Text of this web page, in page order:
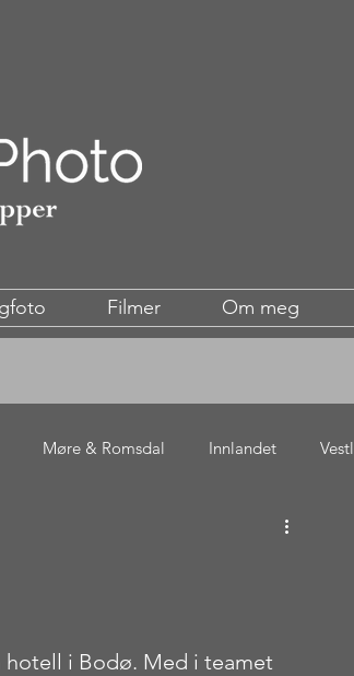
Filmer Om meg
Møre & Romsdal Innlandet
hotell i Bodø. Med i teamet